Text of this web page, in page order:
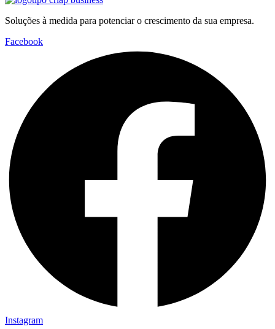
Soluções à medida para potenciar o crescimento da sua empresa.
Facebook
Instagram